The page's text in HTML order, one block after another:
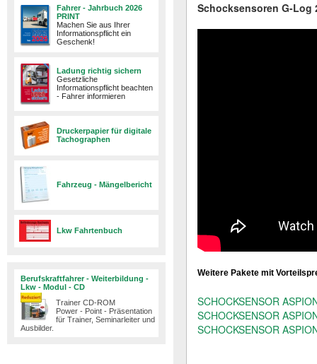
Fahrer - Jahrbuch 2026
PRINT
Machen Sie aus Ihrer
Informationspflicht ein
Geschenk!
Ladung richtig sichern
Gesetzliche
Informationspflicht beachten
- Fahrer informieren
Druckerpapier für digitale
Tachographen
Fahrzeug - Mängelbericht
Lkw Fahrtenbuch
Berufskraftfahrer - Weiterbildung -
Lkw - Modul - CD
Trainer CD-ROM
Power - Point - Präsentation
für Trainer, Seminarleiter und
Ausbilder.
Schocksensoren G-Log
Weitere Pakete mit
SCHOCKSENSOR
SCHOCKSENSOR
SCHOCKSENSOR